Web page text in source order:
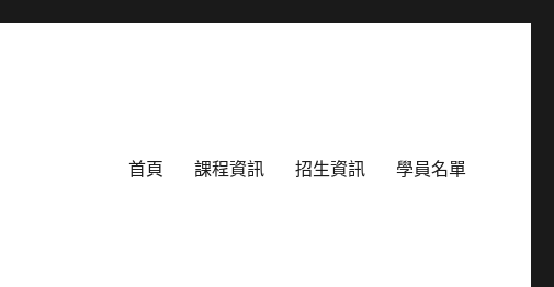
首頁 課程資訊 招生資訊 學員名單